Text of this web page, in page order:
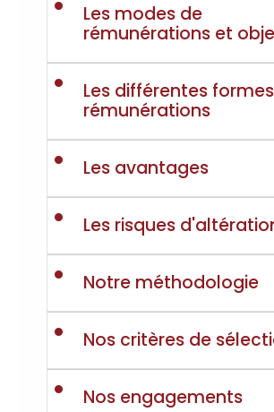
Les modes de
rémunérations et
Les différentes
rémunérations
Les avantages
Les risques
Notre méthodologie
Nos critères de
Nos engagements